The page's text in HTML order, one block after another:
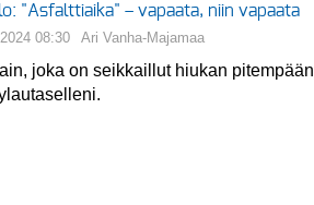
"Asfalttiaika" – vapaata, niin vapaata
08:30 Ari Vanha-Majamaa
joka on seikkaillut hiukan pitempään